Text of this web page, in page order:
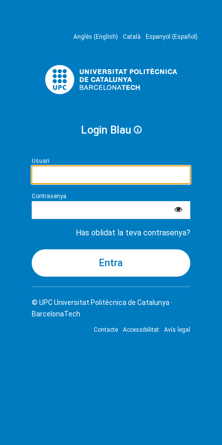
Anglès (English) Català Espanyol (Español)
Login Blau
Usuari
Contrasenya
Has oblidat la teva contrasenya?
© UPCUniversitat Politècnica de Catalunya ·
BarcelonaTech
Contacte Accessibilitat Avís legal